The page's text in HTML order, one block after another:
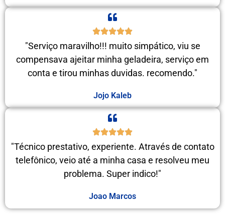
"Serviço maravilho!!! muito simpático, viu se
compensava ajeitar minha geladeira, serviço em
conta e tirou minhas duvidas. recomendo."
Jojo Kaleb
"Técnico prestativo, experiente. Através de contato
telefônico, veio até a minha casa e resolveu meu
problema. Super indico!"
Joao Marcos